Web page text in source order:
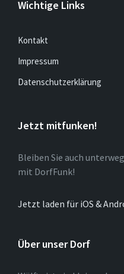
Wichtige Links
Kontakt
Impressum
Datenschutzerklärung
Jetzt mitfunken!
Bleiben Sie auch
mit DorfFunk!
Jetzt laden für iOS &
Über unser Dorf